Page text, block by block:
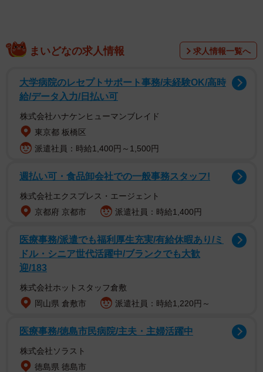
現在、フラワーアーティストとして活動するななこさん
YouTube、TikTokなどで発信しています。ななこさんが
差カップル”に勇気を与えたい」という思いからだったそ
う。
「33歳」という決して小さくない年齢差に、はじめは炎上
覚悟だったといいます。しかし、「私たちの姿を通して“年
す。
まいどなの求人情報 求人情報一覧へ
大学病院のレセプトサポート事務/未経験OK/高時
給/データ入力/日払い可
株式会社ハナケンヒューマンブレイド
東京都 板橋区
派遣社員：時給1,400円～1,500円
週払い可・食品卸会社での一般事務スタッフ!
株式会社エクスプレス・エージェント
京都府 京都市
派遣社員：時給1,400円
医療事務/派遣でも福利厚生充実/有給休暇あり/ミ
ドル・シニア世代活躍中/ブランクでも大歓
迎/183
株式会社ホットスタッフ倉敷
岡山県 倉敷市
派遣社員：時給1,220円～
医療事務/徳島市民病院/主夫・主婦活躍中
株式会社ソラスト
徳島県 徳島市